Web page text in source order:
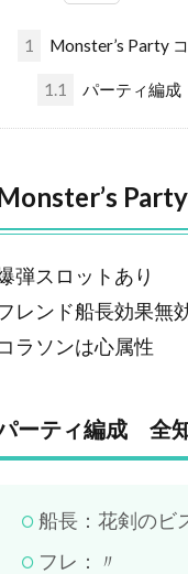
1 Monster’s Party
1.1 パーティ編
弾スロットあり
レンド船長効果無
ラソンは心属性
ーティ編成 全
船長：花剣のビ
フレ：〃